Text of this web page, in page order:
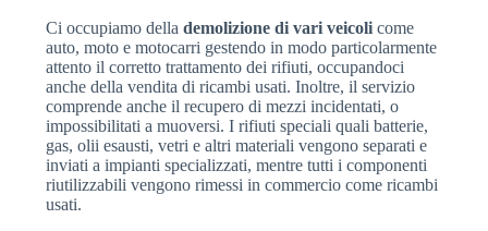
Ci occupiamo della demolizione di vari veicolicome
auto, moto e motocarri gestendo in modo particolarmente
attento il corretto trattamento dei rifiuti, occupandoci
anche della vendita di ricambi usati. Inoltre, il servizio
comprende anche il recupero di mezzi incidentati, o
impossibilitati a muoversi. I rifiuti speciali quali batterie,
gas, olii esausti, vetri e altri materiali vengono separati e
inviati a impianti specializzati, mentre tutti i componenti
riutilizzabili vengono rimessi in commercio come ricambi
usati.